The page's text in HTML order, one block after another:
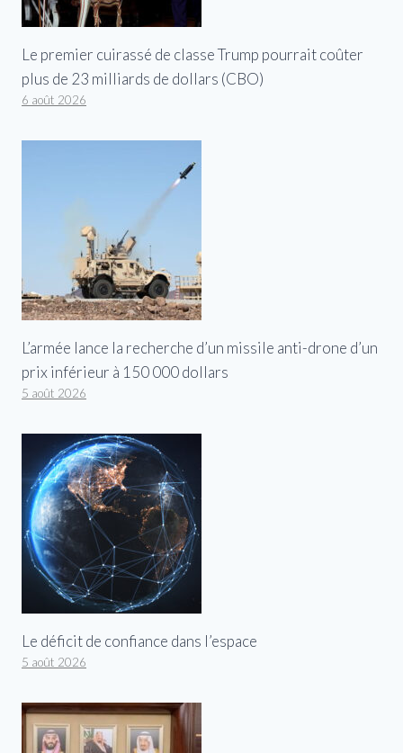
Le premier cuirassé de classe Trump pourrait coûter
plus de 23 milliards de dollars (CBO)
6 août 2026
L’armée lance la recherche d’un missile anti-drone d’un
prix inférieur à 150 000 dollars
5 août 2026
Le déficit de confiance dans l’espace
5 août 2026